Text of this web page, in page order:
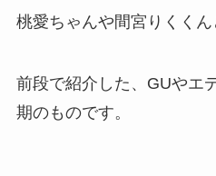
桃愛ちゃんや間宮りくくん
前段で紹介した、GUやエ
期のものです。